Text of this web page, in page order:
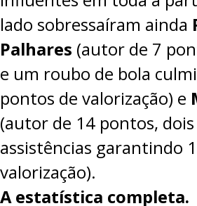
lado sobressaíram ainda
Palhares (autor de 7
e um roubo de bola
pontos de valorização) e
(autor de 14 pontos,
assistências garantindo
valorização).
A estatística completa.